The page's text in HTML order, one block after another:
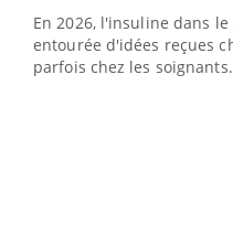
En 2026, l'insuline dans
entourée d'idées reçues
parfois chez les soignants.